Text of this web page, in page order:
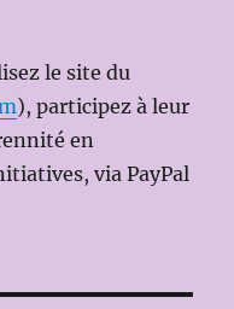
le site du
), participez à leur
en
via PayPal